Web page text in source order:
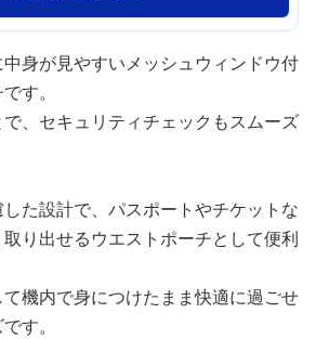
身が見やすいメッシュウィンドウ付
す。
、セキュリティチェックもスムーズ
た設計で、パスポートやチケットな
り出せるウエストポーチとして便利
機内で身につけたまま快適に過ごせ
す。